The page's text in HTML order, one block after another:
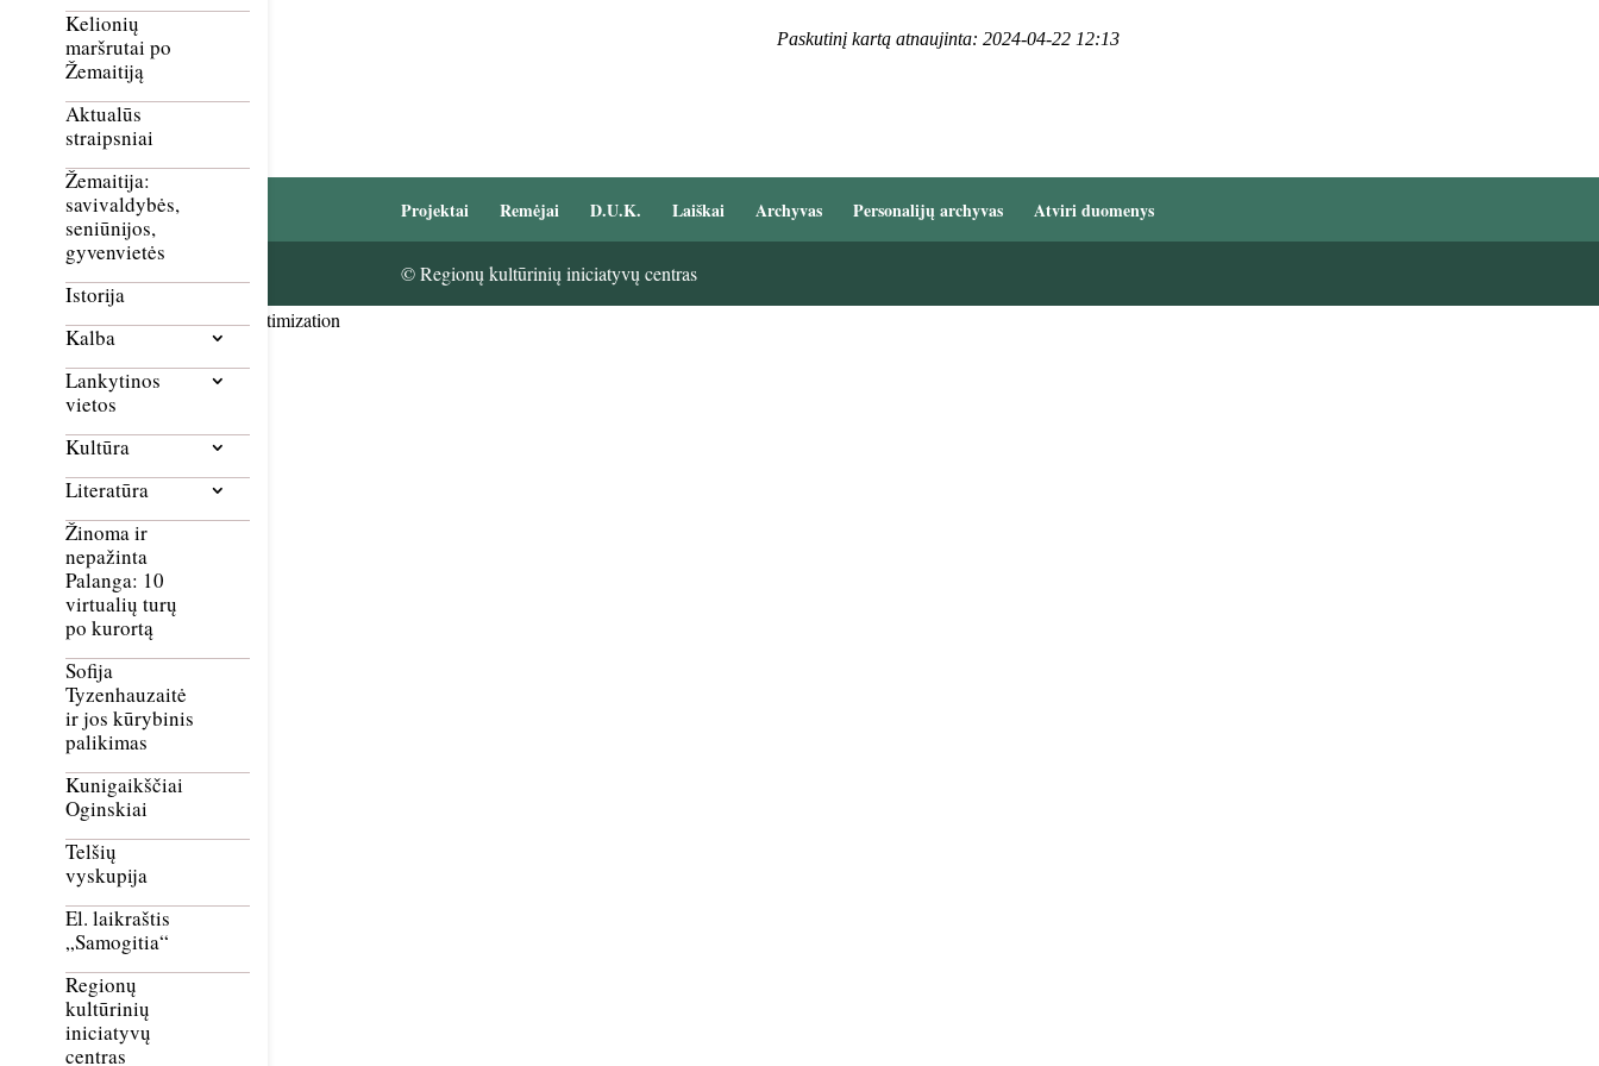
Kelionių
maršrutai po
Žemaitiją
Aktualūs
straipsniai
Žemaitija:
savivaldybės,
seniūnijos,
gyvenvietės
Istorija
Kalba
Lankytinos
vietos
Kultūra
Literatūra
Žinoma ir
nepažinta
Palanga: 10
virtualių turų
po kurortą
Sofija
Tyzenhauzaitė
ir jos kūrybinis
palikimas
Kunigaikščiai
Oginskiai
Telšių
vyskupija
El. laikraštis
„Samogitia“
Regionų
kultūrinių
iniciatyvų
centras
Paskutinį kartą atnaujinta: 2024-04-22 12:13
Projektai Remėjai D.U.K. Laiškai Archyvas Personalijų archyvas Atviri duomenys
© Regionų kultūrinių iniciatyvų centras
Smush Image Compression and Optimization